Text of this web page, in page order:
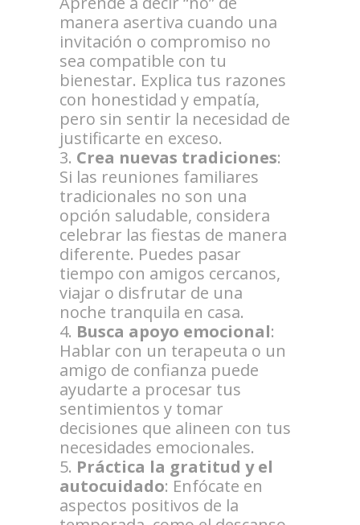
manera asertiva cuando una
invitación o compromiso no
sea compatible con tu
bienestar. Explica tus razones
con honestidad y empatía,
pero sin sentir la necesidad de
justificarte en exceso.
Crea nuevas tradiciones:
Si las reuniones familiares
tradicionales no son una
opción saludable, considera
celebrar las fiestas de manera
diferente. Puedes pasar
tiempo con amigos cercanos,
viajar o disfrutar de una
noche tranquila en casa.
Busca apoyo emocional:
Hablar con un terapeuta o un
amigo de confianza puede
ayudarte a procesar tus
sentimientos y tomar
decisiones que alineen con tus
necesidades emocionales.
Práctica la gratitud y el
autocuidado: Enfócate en
aspectos positivos de la